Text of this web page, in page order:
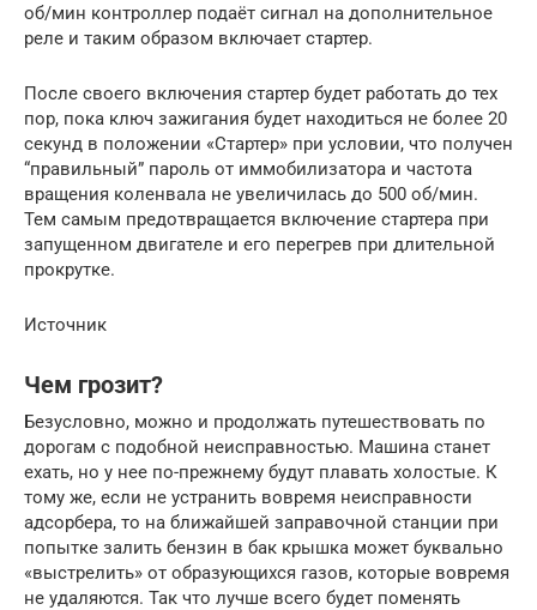
об/мин контроллер подаёт сигнал на дополнительное
реле и таким образом включает стартер.
После своего включения стартер будет работать до тех
пор, пока ключ зажигания будет находиться не более 20
секунд в положении «Стартер» при условии, что получен
“правильный” пароль от иммобилизатора и частота
вращения коленвала не увеличилась до 500 об/мин.
Тем самым предотвращается включение стартера при
запущенном двигателе и его перегрев при длительной
прокрутке.
Источник
Чем грозит?
Безусловно, можно и продолжать путешествовать по
дорогам с подобной неисправностью. Машина станет
ехать, но у нее по-прежнему будут плавать холостые. К
тому же, если не устранить вовремя неисправности
адсорбера, то на ближайшей заправочной станции при
попытке залить бензин в бак крышка может буквально
«выстрелить» от образующихся газов, которые вовремя
не удаляются. Так что лучше всего будет поменять